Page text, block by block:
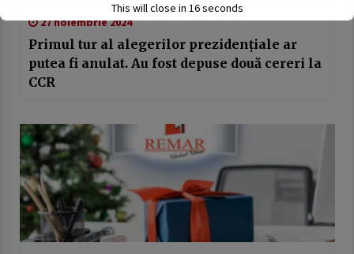
27 noiembrie 2024
Primul tur al alegerilor prezidențiale ar
putea fi anulat. Au fost depuse două cereri la
CCR
This will close in 15seconds